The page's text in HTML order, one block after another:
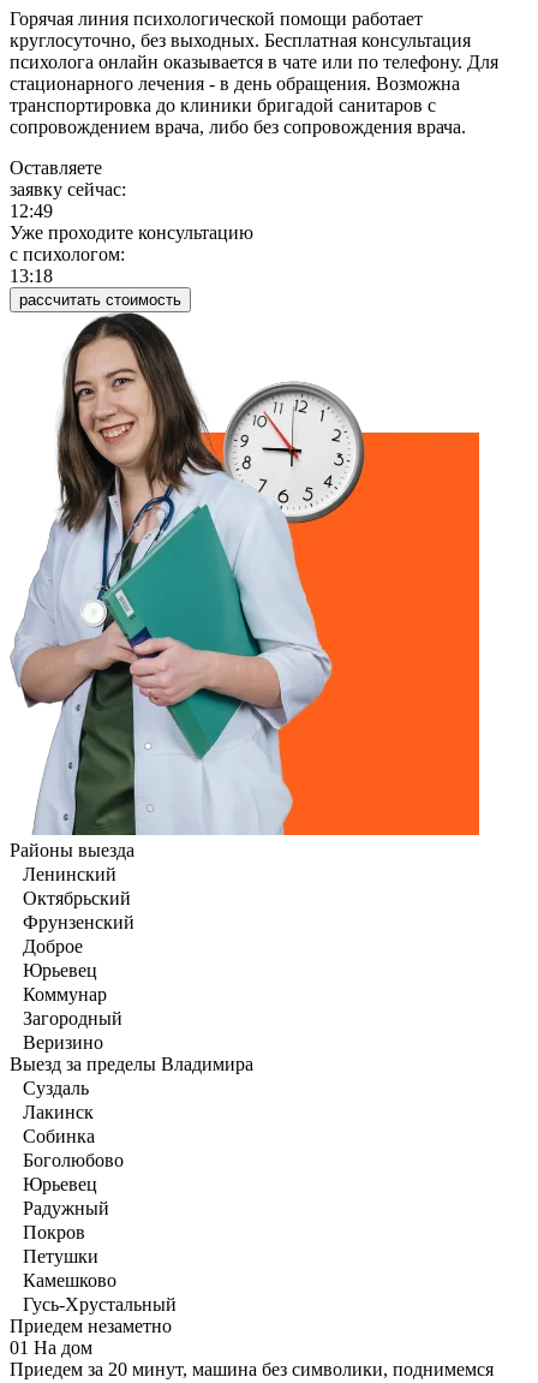
Горячая линия психологической помощи работает
круглосуточно, без выходных. Бесплатная консультация
психолога онлайн оказывается в чате или по телефону. Для
стационарного лечения - в день обращения. Возможна
транспортировка до клиники бригадой санитаров с
сопровождением врача, либо без сопровождения врача.
Оставляете
заявку сейчас:
12:49
Уже проходите консультацию
c психологом:
13:18
рассчитать стоимость
Районы выезда
Ленинский
Октябрьский
Фрунзенский
Доброе
Юрьевец
Коммунар
Загородный
Веризино
Выезд за пределы Владимира
Суздаль
Лакинск
Собинка
Боголюбово
Юрьевец
Радужный
Покров
Петушки
Камешково
Гусь-Хрустальный
Приедем незаметно
01 На дом
Приедем за 20 минут, машина без символики, поднимемся